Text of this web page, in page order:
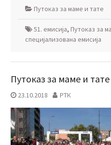
Путоказ за маме и тате
51. емисија, Путоказ за
специјализована емисија
Путоказ за маме и тате
23.10.2018 РТК